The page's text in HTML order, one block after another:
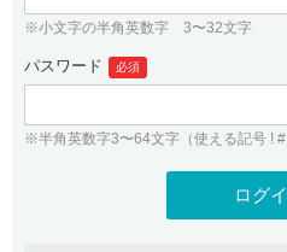
プレミアムドメイン
人気ドメインの種類
WHOIS検索
バリュードメインAPI
ドメイン・ホスティングOEM
従来のバリュードメイ
Value Domain
ユーザー
※小文字の半角英数字 3〜32文字
パスワード 必須
※半角英数字3〜64文字（使える記号 ! #